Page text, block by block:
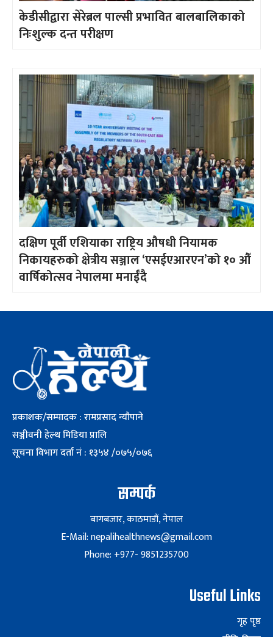
केडीसीद्वारा सेरेब्रल पाल्सी प्रभावित बालबालिकाको
निःशुल्क दन्त परीक्षण
दक्षिण पूर्वी एशियाका राष्ट्रिय औषधी नियामक
निकायहरुको क्षेत्रीय सञ्जाल ‘एसईएआरएन’को १० औँ
वार्षिकोत्सव नेपालमा मनाईँदै
प्रकाशक/सम्पादक : रामप्रसाद न्यौपाने
सञ्जीवनी हेल्थ मिडिया प्रालि
सूचना विभाग दर्ता नं : १३५४ /०७५/०७६
सम्पर्क
बागबजार, काठमाडौं, नेपाल
E-Mail: nepalihealthnews@gmail.com
Phone: +977- 9851235700
Useful Links
गृह पृष्ठ